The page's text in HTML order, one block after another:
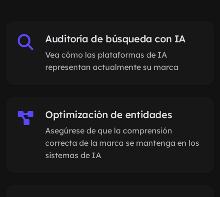
Auditoría de búsqueda con IA
Vea cómo las plataformas de IA
representan actualmente su marca
Optimización de entidades
Asegúrese de que la comprensión
correcta de la marca se mantenga en los
sistemas de IA